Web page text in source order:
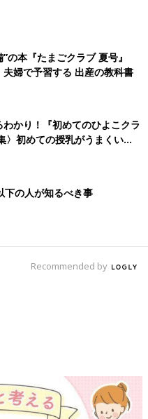
の本『たまごクラブ 夏号』
夫婦で予習する 出産の教科書
かり！『初めてのひよこクラ
〉初めての授乳がうまくい
基本と夏のトラブル 解決テ
下の人が知るべき事
Recommended by